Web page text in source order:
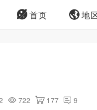
首页 地
722 177 9